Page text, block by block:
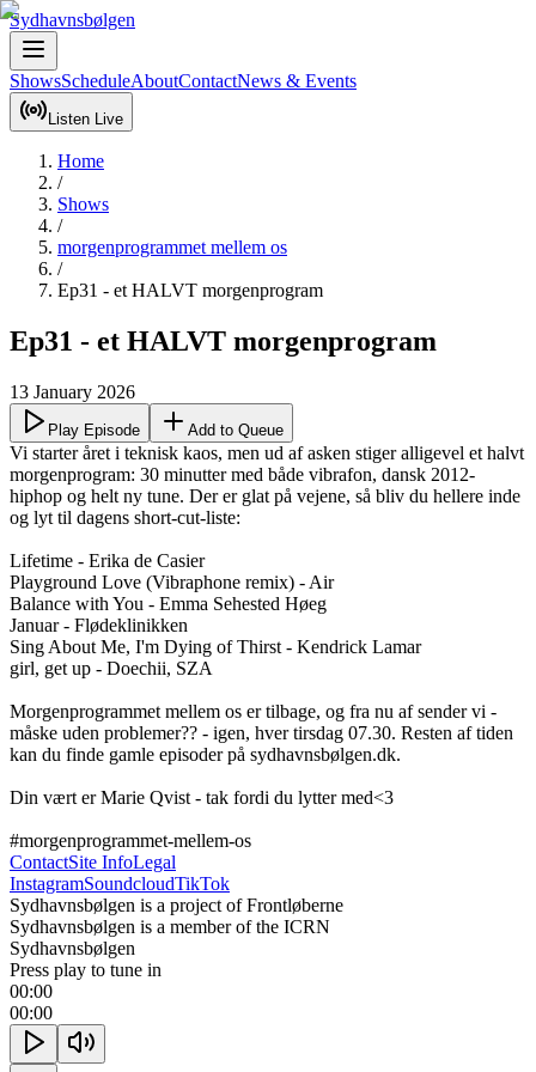
Sydhavnsbølgen
ShowsScheduleAboutContactNews & Events
Listen Live
Home
/
Shows
/
morgenprogrammet mellem os
/
Ep31 - et HALVT morgenprogram
Ep31 - et HALVT morgenprogram
13 January 2026
Play Episode Add to Queue
Vi starter året i teknisk kaos, men ud af asken stiger alligevel et halvt
morgenprogram: 30 minutter med både vibrafon, dansk 2012-
hiphop og helt ny tune. Der er glat på vejene, så bliv du hellere inde
og lyt til dagens short-cut-liste:
Lifetime - Erika de Casier
Playground Love (Vibraphone remix) - Air
Balance with You - Emma Sehested Høeg
Januar - Flødeklinikken
Sing About Me, I'm Dying of Thirst - Kendrick Lamar
girl, get up - Doechii, SZA
Morgenprogrammet mellem os er tilbage, og fra nu af sender vi -
måske uden problemer?? - igen, hver tirsdag 07.30. Resten af tiden
kan du finde gamle episoder på sydhavnsbølgen.dk.
Din vært er Marie Qvist - tak fordi du lytter med<3
#morgenprogrammet-mellem-os
ContactSite InfoLegal
InstagramSoundcloudTikTok
Sydhavnsbølgen is a project of Frontløberne
Sydhavnsbølgen is a member of the ICRN
Sydhavnsbølgen
Press play to tune in
00:00
00:00